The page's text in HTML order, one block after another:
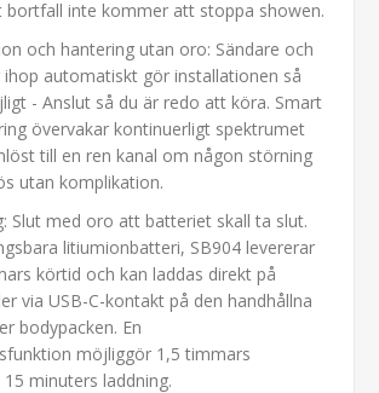
bortfall inte kommer att stoppa showen.
och hantering utan oro: Sändare och
automatiskt gör installationen så
- Anslut så du är redo att köra. Smart
övervakar kontinuerligt spektrumet
till en ren kanal om någon störning
utan komplikation.
Slut med oro att batteriet skall ta slut.
litiumionbatteri, SB904 levererar
körtid och kan laddas direkt på
via USB-C-kontakt på den handhållna
bodypacken. En
möjliggör 1,5 timmars
minuters laddning.